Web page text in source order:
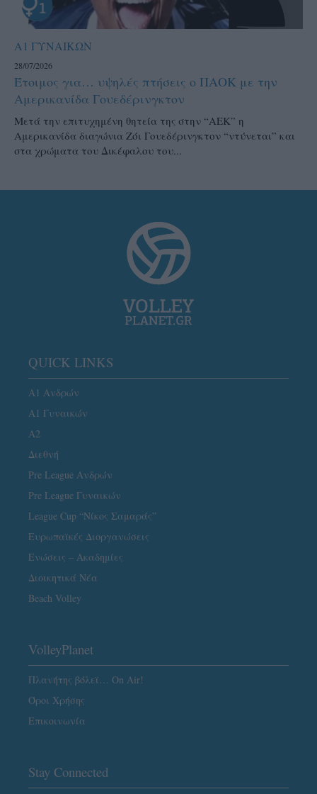
Α1 ΓΥΝΑΙΚΩΝ
28/07/2026
Έτοιμος για… υψηλές πτήσεις ο ΠΑΟΚ με την
Αμερικανίδα Γουεδέρινγκτον
Μετά την επιτυχημένη θητεία της στην “ΑΕΚ” η
Αμερικανίδα διαγώνια Ζόι Γουεδέρινγκτον “ντύνεται” και
στα χρώματα του Δικέφαλου του...
QUICK LINKS
Α1 Ανδρών
Α1 Γυναικών
A2
Διεθνή
Pre League Ανδρών
Pre League Γυναικών
League Cup “Νίκος Σαμαράς”
Ευρωπαϊκές Διοργανώσεις
Ενώσεις – Ακαδημίες
Διοικητικά Νέα
Beach Volley
VolleyPlanet
Πλανήτης βόλεϊ… On Air!
Όροι Χρήσης
Επικοινωνία
Stay Connected